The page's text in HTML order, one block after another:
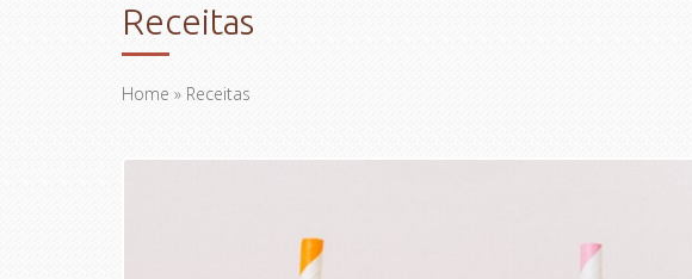
Receitas
Home » Receitas